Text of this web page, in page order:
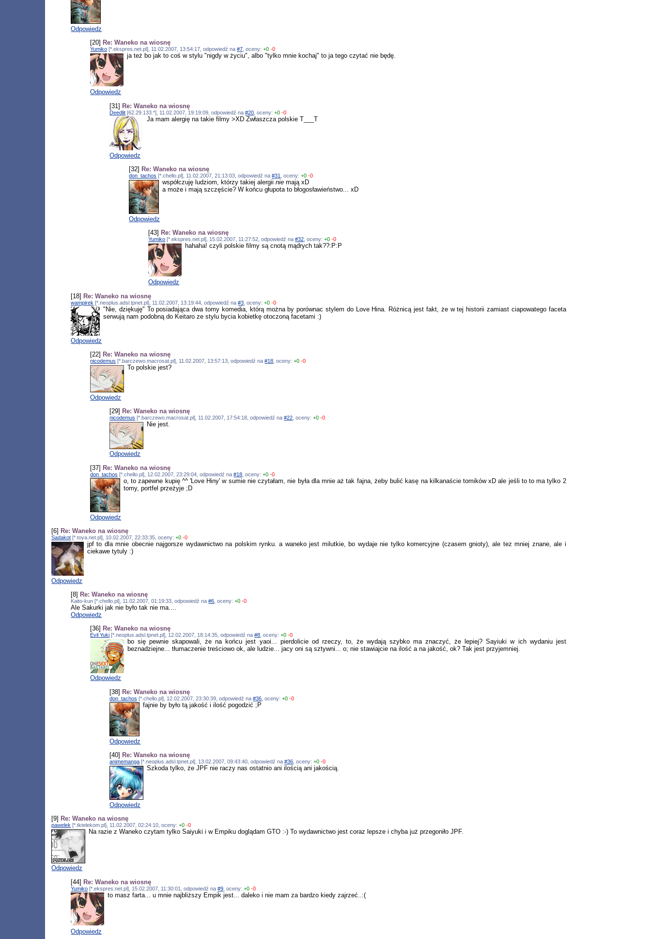
Odpowiedz
[20] Re: Waneko na wiosnę
Yumiko [*.ekspres.net.pl], 11.02.2007, 13:54:17, odpowiedź na#7 , oceny:+0 -0
ja też bo jak to coś w stylu "nigdy w życiu", albo "tylko mnie kochaj" to ja tego czytać nie będę.
Odpowiedz
[31] Re: Waneko na wiosnę
Deedlit [62.29.133.*], 11.02.2007, 19:19:09, odpowiedź na#20 , oceny:+0 -0
Ja mam alergię na takie filmy >XD Zwłaszcza polskie T___T
Odpowiedz
[32] Re: Waneko na wiosnę
don_tachos [*.chello.pl], 11.02.2007, 21:13:03, odpowiedź na#31 , oceny:+0 -0
współczuję ludziom, którzy takiej alergii niemają xD
a może i mają szczęście? W końcu głupota to błogosławieństwo... xD
Odpowiedz
[43] Re: Waneko na wiosnę
Yumiko [*.ekspres.net.pl], 15.02.2007, 11:27:52, odpowiedź na#32 , oceny:+0 -0
hahaha! czyli polskie filmy są cnotą mądrych tak??:P:P
Odpowiedz
[18] Re: Waneko na wiosnę
wampirek [*.neoplus.adsl.tpnet.pl], 11.02.2007, 13:19:44, odpowiedź na#3 , oceny:+0 -0
"Nie, dziękuję" To posiadająca dwa tomy komedia, którą można by porównac stylem do Love Hina. Różnicą jest fakt, że w tej historii zamiast ciapowatego faceta
serwują nam podobną do Keitaro ze stylu bycia kobietkę otoczoną facetami :)
Odpowiedz
[22] Re: Waneko na wiosnę
nicodemus [*.barczewo.macrosat.pl], 11.02.2007, 13:57:13, odpowiedź na#18 , oceny:+0 -0
To polskie jest?
Odpowiedz
[29] Re: Waneko na wiosnę
nicodemus [*.barczewo.macrosat.pl], 11.02.2007, 17:54:18, odpowiedź na#22 , oceny:+0 -0
Nie jest.
Odpowiedz
[37] Re: Waneko na wiosnę
don_tachos [*.chello.pl], 12.02.2007, 23:29:04, odpowiedź na#18 , oceny:+0 -0
o, to zapewne kupię ^^ 'Love Hiny' w sumie nie czytałam, nie była dla mnie aż tak fajna, żeby bulić kasę na kilkanaście tomików xD ale jeśli to to ma tylko 2
tomy, portfel przeżyje ;D
Odpowiedz
[6] Re: Waneko na wiosnę
Sadakot [*.toya.net.pl], 10.02.2007, 22:33:35, oceny:+0 -0
jpf to dla mnie obecnie najgorsze wydawnictwo na polskim rynku. a waneko jest milutkie, bo wydaje nie tylko komercyjne (czasem gnioty), ale tez mniej znane, ale i
ciekawe tytuly :)
Odpowiedz
[8] Re: Waneko na wiosnę
Kaito-kun [*.chello.pl], 11.02.2007, 01:19:33, odpowiedź na#6 , oceny:+0 -0
Ale Sakurki jak nie było tak nie ma....
Odpowiedz
[36] Re: Waneko na wiosnę
Evil Yuki [*.neoplus.adsl.tpnet.pl], 12.02.2007, 18:14:35, odpowiedź na#8 , oceny:+0 -0
bo się pewnie skapowali, że na końcu jest yaoi... pierdolicie od rzeczy, to, że wydają szybko ma znaczyć, że lepiej? Sayiuki w ich wydaniu jest
beznadziejne... tłumaczenie treściowo ok, ale ludzie... jacy oni są sztywni... o; nie stawiajcie na ilość a na jakość, ok? Tak jest przyjemniej.
Odpowiedz
[38] Re: Waneko na wiosnę
don_tachos [*.chello.pl], 12.02.2007, 23:30:39, odpowiedź na#36 , oceny:+0 -0
fajnie by było tą jakość i ilość pogodzić ;P
Odpowiedz
[40] Re: Waneko na wiosnę
animemanga [*.neoplus.adsl.tpnet.pl], 13.02.2007, 09:43:40, odpowiedź na#36, oceny:+0 -0
Szkoda tylko, że JPF nie raczy nas ostatnio ani ilością ani jakością.
Odpowiedz
[9] Re: Waneko na wiosnę
pawelek [*.tktelekom.pl], 11.02.2007, 02:24:10, oceny:+0 -0
Na razie z Waneko czytam tylko Saiyuki i w Empiku doglądam GTO :-) To wydawnictwo jest coraz lepsze i chyba już przegoniło JPF.
Odpowiedz
[44] Re: Waneko na wiosnę
Yumiko [*.ekspres.net.pl], 15.02.2007, 11:30:01, odpowiedź na#9 , oceny:+0 -0
to masz farta... u mnie najbliższy Empik jest... daleko i nie mam za bardzo kiedy zajrzeć..:(
Odpowiedz